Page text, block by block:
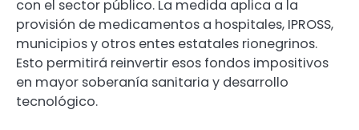
con el sector público. La medida aplica a la
provisión de medicamentos a hospitales, IPROSS,
municipios y otros entes estatales rionegrinos.
Esto permitirá reinvertir esos fondos impositivos
en mayor soberanía sanitaria y desarrollo
tecnológico.